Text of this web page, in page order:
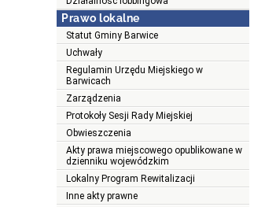
Prawo lokalne
Statut Gminy Barwice
Uchwały
Regulamin Urzędu Miejskiego w
Barwicach
Zarządzenia
Protokoły Sesji Rady Miejskiej
Obwieszczenia
Akty prawa miejscowego opublikowane w
dzienniku wojewódzkim
Lokalny Program Rewitalizacji
Inne akty prawne